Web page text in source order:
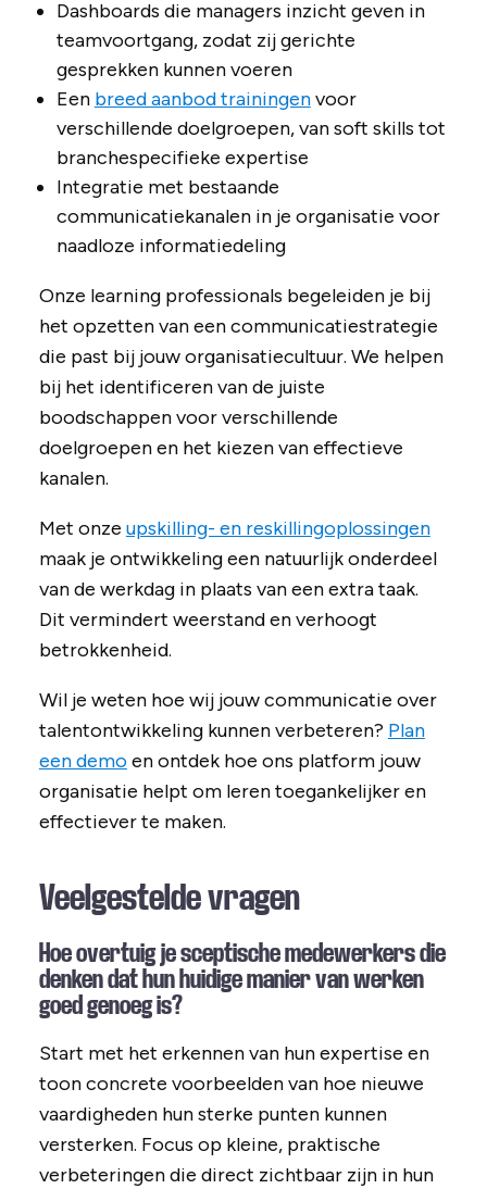
Dashboards die managers inzicht geven in
teamvoortgang, zodat zij gerichte
gesprekken kunnen voeren
Een breed aanbod trainingenvoor
verschillende doelgroepen, van soft skills tot
branchespecifieke expertise
Integratie met bestaande
communicatiekanalen in je organisatie voor
naadloze informatiedeling
Onze learning professionals begeleiden je bij
het opzetten van een communicatiestrategie
die past bij jouw organisatiecultuur. We helpen
bij het identificeren van de juiste
boodschappen voor verschillende
doelgroepen en het kiezen van effectieve
kanalen.
Met onze upskilling- en reskillingoplossingen
maak je ontwikkeling een natuurlijk onderdeel
van de werkdag in plaats van een extra taak.
Dit vermindert weerstand en verhoogt
betrokkenheid.
Wil je weten hoe wij jouw communicatie over
talentontwikkeling kunnen verbeteren? Plan
een demoen ontdek hoe ons platform jouw
organisatie helpt om leren toegankelijker en
effectiever te maken.
Veelgestelde vragen
Hoe overtuig je sceptische medewerkers die
denken dat hun huidige manier van werken
goed genoeg is?
Start met het erkennen van hun expertise en
toon concrete voorbeelden van hoe nieuwe
vaardigheden hun sterke punten kunnen
versterken. Focus op kleine, praktische
verbeteringen die direct zichtbaar zijn in hun